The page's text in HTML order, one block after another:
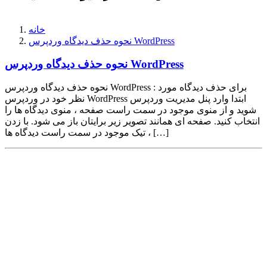
خانه
نحوه حذف دیدگاه وردپرس WordPress
نحوه حذف دیدگاه وردپرس WordPress
نحوه حذف دیدگاه وردپرس WordPress : برای حذف دیدگاه مورد
نظر خود در وردپرس WordPress ابتدا وارد پنل مدیریت وردپرس
شوید و از منوی موجود در سمت راست صفحه ، منوی دیدگاه ها را
انتخاب کنید. صفحه ای همانند تصویر زیر برایتان باز می شود. با زدن
تیک موجود در سمت راست دیدگاه ها ، […]